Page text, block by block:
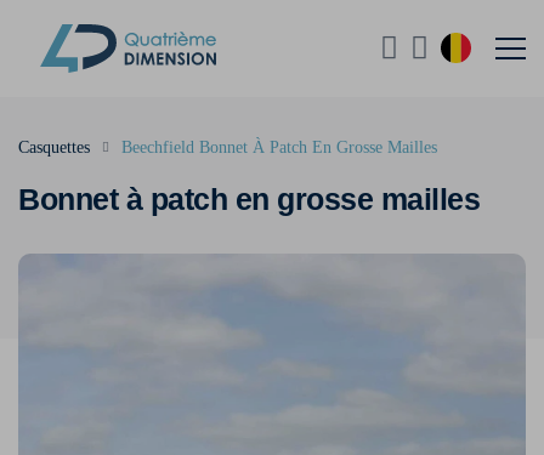
Bonnet à patch en grosse mailles
Casquettes Beechfield Bonnet À Patch En Grosse Mailles